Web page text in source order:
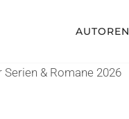
AUTOREN
& Romane 2026